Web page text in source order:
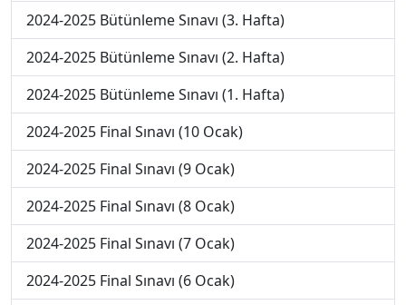
2024-2025 Bütünleme Sınavı (3. Hafta)
2024-2025 Bütünleme Sınavı (2. Hafta)
2024-2025 Bütünleme Sınavı (1. Hafta)
2024-2025 Final Sınavı (10 Ocak)
2024-2025 Final Sınavı (9 Ocak)
2024-2025 Final Sınavı (8 Ocak)
2024-2025 Final Sınavı (7 Ocak)
2024-2025 Final Sınavı (6 Ocak)